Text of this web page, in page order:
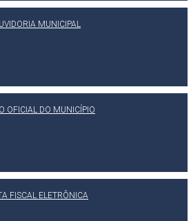
MUNICIPAL
OFICIAL DO MUNICÍPIO
FISCAL ELETRÔNICA